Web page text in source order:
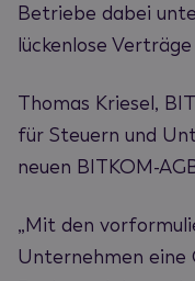
Betriebe dabei
lückenlose
Thomas Kriesel,
für Steuern und
neuen BITKOM-
„Mit den
Unternehmen eine